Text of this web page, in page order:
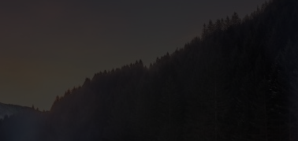
Momenti unici
Tutto l'anno